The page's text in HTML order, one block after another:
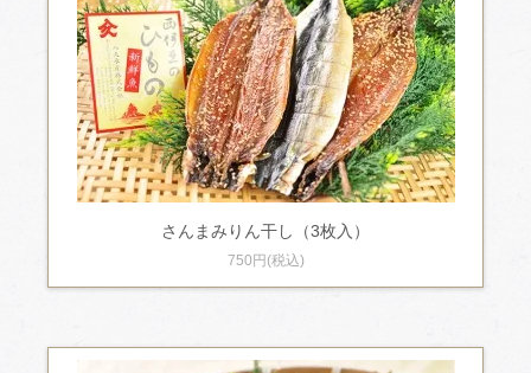
さんまみりん干し（3枚入）
750円(税込)